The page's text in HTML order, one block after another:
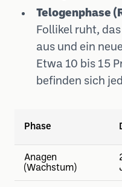
Telogenphase
Follikel ruht,
aus und ein
Etwa 10 bis 15
befinden sich
Phase
Anagen
(Wachstum)